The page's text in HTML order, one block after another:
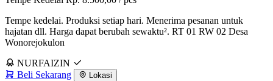
Tempe kedelai. Produksi setiap hari. Menerima pesanan untuk
hajatan dll. Harga dapat berubah sewaktu². RT 01 RW 02 Desa
Wonorejokulon
NURFAIZIN
Beli Sekarang
Lokasi